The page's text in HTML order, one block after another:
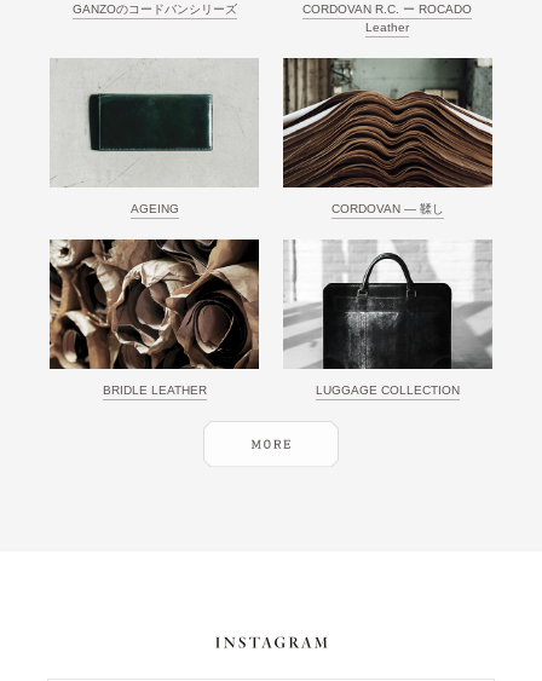
GANZOのコードバンシリーズ
CORDOVAN R.C. ー ROCADO
Leather
AGEING CORDOVAN ― 鞣し
BRIDLE LEATHER LUGGAGE COLLECTION